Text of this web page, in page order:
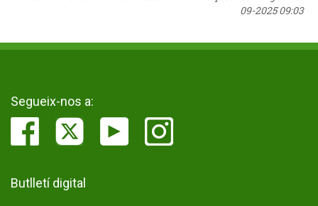
09-2025 09:03
Segueix-nos a:
Butlletí digital